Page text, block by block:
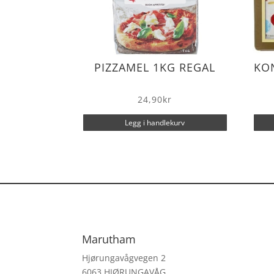
PIZZAMEL 1KG REGAL
24,90kr
Legg i handlekurv
Marutham
Hjørungavågvegen 2
6063 HJØRUNGAVÅG